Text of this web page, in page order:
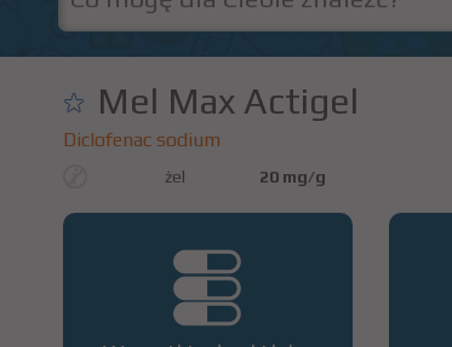
Mel Max Actigel
Diclofenac sodium
żel 20 mg/g